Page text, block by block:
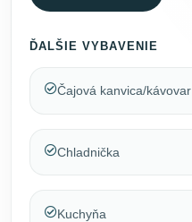
ĎALŠIE VYBAVENIE
Čajová kanvica/kávovar
Chladnička
Kuchyňa